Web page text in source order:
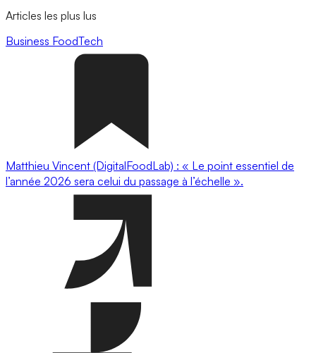
Articles les plus lus
Business FoodTech
Matthieu Vincent (DigitalFoodLab) : « Le point essentiel de
l’année 2026 sera celui du passage à l’échelle ».